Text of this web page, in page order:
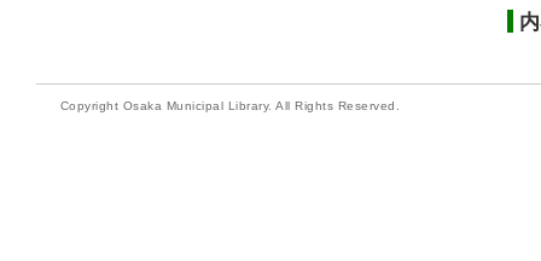
Copyright Osaka Municipal Library. All Rights Reserved.